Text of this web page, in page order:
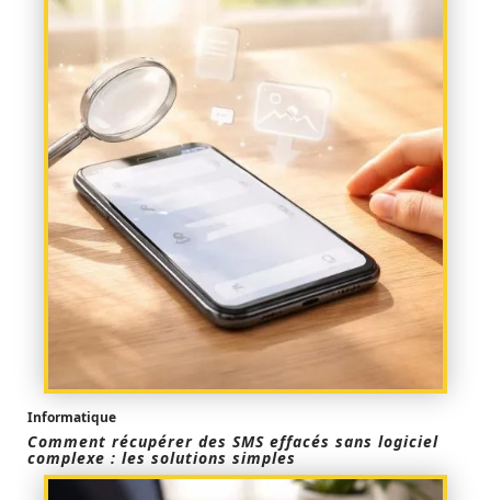
Informatique
Comment récupérer des SMS effacés sans logiciel
complexe : les solutions simples